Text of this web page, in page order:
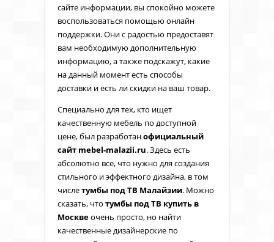
сайте информации, вы спокойно можете
воспользоваться помощью онлайн
поддержки. Они с радостью предоставят
вам необходимую дополнительную
информацию, а также подскажут, какие
на данный момент есть способы
доставки и есть ли скидки на ваш товар.
Специально для тех, кто ищет
качественную мебель по доступной
цене, был разработанофициальный
сайт mebel-malazii.ru. Здесь есть
абсолютно все, что нужно для создания
стильного и эффектного дизайна, в том
числетумбы под ТВ Малайзии. Можно
сказать, что тумбы под ТВ купить в
Москвеочень просто, но найти
качественные дизайнерские по